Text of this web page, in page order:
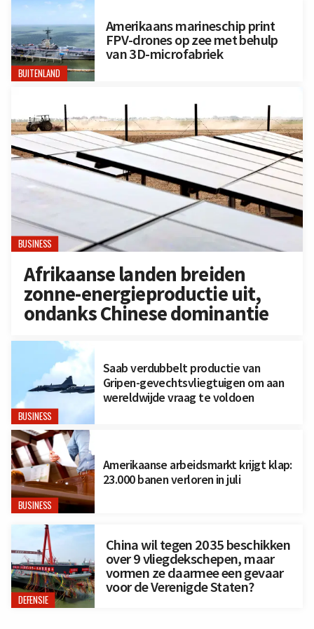
BUITENLAND
Amerikaans marineschip print
FPV-drones op zee met behulp
van 3D-microfabriek
BUSINESS
Afrikaanse landen breiden
zonne-energieproductie uit,
ondanks Chinese dominantie
BUSINESS
Saab verdubbelt productie van
Gripen-gevechtsvliegtuigen om aan
wereldwijde vraag te voldoen
BUSINESS
Amerikaanse arbeidsmarkt krijgt klap:
23.000 banen verloren in juli
DEFENSIE
China wil tegen 2035 beschikken
over 9 vliegdekschepen, maar
vormen ze daarmee een gevaar
voor de Verenigde Staten?